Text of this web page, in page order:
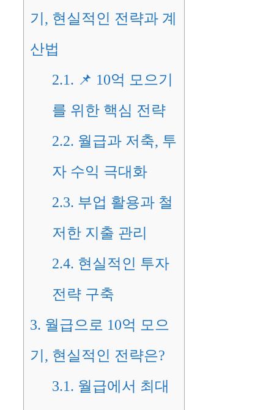
기, 현실적인 전략과 계
산법
2.1. 📌 10억 모으기
를 위한 핵심 전략
2.2. 월급과 저축, 투
자 수익 극대화
2.3. 부업 활용과 철
저한 지출 관리
2.4. 현실적인 투자
전략 구축
3. 월급으로 10억 모으
기, 현실적인 전략은?
3.1. 월급에서 최대